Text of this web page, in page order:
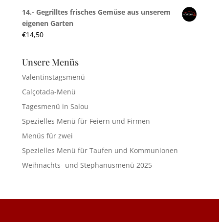
14.- Gegrilltes frisches Gemüse aus unserem
eigenen Garten
€14,50
Unsere Menüs
Valentinstagsmenü
Calçotada-Menü
Tagesmenü in Salou
Spezielles Menü für Feiern und Firmen
Menüs für zwei
Spezielles Menü für Taufen und Kommunionen
Weihnachts- und Stephanusmenü 2025